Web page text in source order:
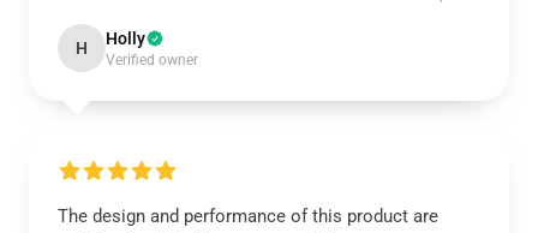
H Holly
Verified owner
The design and performance of this product are